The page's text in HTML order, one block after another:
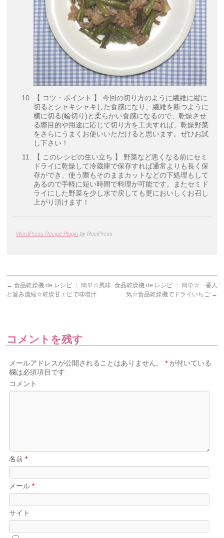
【 コツ・ポイント 】 今回の切り方のように繊維に縦に
切るとシャキシャキした食感になり、繊維を断つように
横に切る(輪切り)と柔らかい食感になるので、乾燥させ
る際目的や用途に応じて切り方を工夫すれば、乾燥野菜
をさらにうまくお使いいただけると思います。ぜひお試
し下さい！
【 このレシピの生い立ち 】 野菜など悪くなる前にセミ
ドライに乾燥して冷蔵庫で保存すれば通常よりも長く保
存ができ、使う際もそのままカットなどの下処理もして
あるので手軽に短い時間で料理が可能です。またセミド
ライにした野菜を少し水で戻しても更においしくお召し
上がり頂けます！
WordPress Recipe Plugin by ReciPress
← 食品乾燥機 de レシピ ： 簡単☆風味
と旨み濃縮☆乾燥甘エビで味噌汁
食品乾燥機 de レシピ ： 簡単☆一番人
気☆食品乾燥機でドライいちご →
コメントを残す
メールアドレスが公開されることはありません。 * が付いている
欄は必須項目です
コメント
名前*
メール*
サイト